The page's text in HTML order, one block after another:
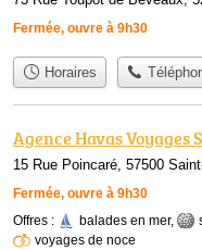
Fermée, ouvre à 9h30
Horaires
Agence Havas Voyages
15 Rue Poincaré, 57500
Fermée, ouvre à 9h30
Offres : balades en mer,
voyages de noce